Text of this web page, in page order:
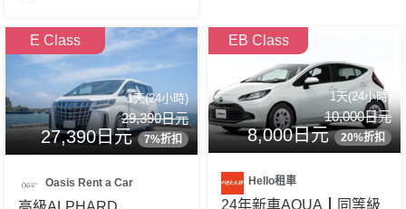
E Class
1天(24小時)
29,390日元
27,390日元 7%折扣
Oasis Rent a Car
EB Class
1天(24小時)
10,000日元
8,000日元 20%折扣
Hello租車
24年新車AQUA┃同等級